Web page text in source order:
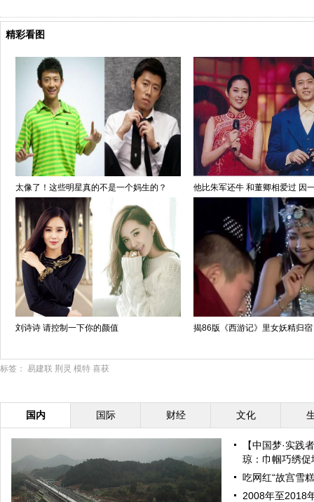
精彩看图
太像了！这些明星真的不是一个妈生的？ 他比朱军还牛 和董卿相爱过 因
刘诗诗 请控制一下你的颜值 揭86版《西游记》里女妖精归
标签： 易建联 荆灵 模特 喜获
国内 国际 财经 文化
【中国梦·实践
琼：巾帼巧绣促
吃网红“故宫雪
2008年至2018